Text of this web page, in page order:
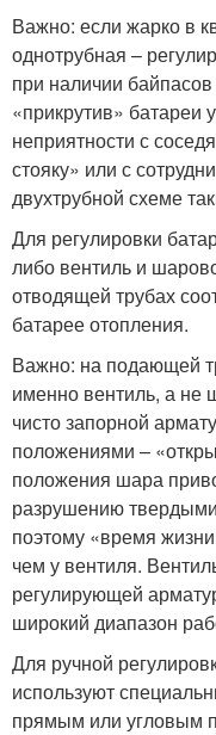
Важно: если жарко в
однотрубная –
при наличии
«прикрутив» батареи
неприятности с
стояку» или с
двухтрубной схеме
Для регулировки
либо вентиль и
отводящей трубах
батарее отопления.
Важно: на подающей
именно вентиль, а не
чисто запорной
положениями –
положения шара
разрушению
поэтому «время
чем у вентиля.
регулирующей
широкий диапазон
Для ручной
используют
прямым или угловым